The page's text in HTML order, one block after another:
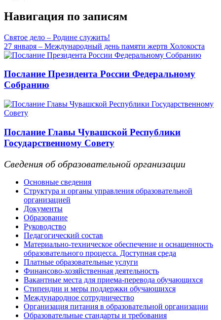
Навигация по записям
Святое дело – Родине служить!
27 января – Международный день памяти жертв Холокоста
Послание Президента России Федеральному
Собранию
Послание Главы Чувашской Республики
Государственному Совету
Сведения об образовательной организации
Основные сведения
Структура и органы управления образовательной
организацией
Документы
Образование
Руководство
Педагогический состав
Материально-техническое обеспечение и оснащенность
образовательного процесса. Доступная среда
Платные образовательные услуги
Финансово-хозяйственная деятельность
Вакантные места для приема-перевода обучающихся
Стипендии и меры поддержки обучающихся
Международное сотрудничество
Организация питания в образовательной организации
Образовательные стандарты и требования